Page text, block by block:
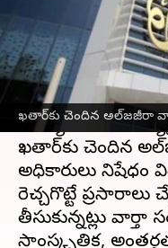
ఖతార్‌కు చెందిన అల్‌జజీరా
Sirish Praharaju
ఈ వార్తాకథనం ఏంటి
ఇజ్రాయెల్-హమాస్‌ల
నేపథ్యంలో ఓ
ఖతార్‌కు చెందిన
అధికారులు నిషేధం
రెచ్చగొట్టే ప్రసారాలు
తీసుకున్నట్లు
సాంస్కృతిక,